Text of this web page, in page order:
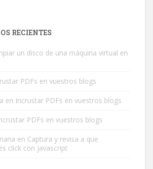
RECIENTES
un disco de una máquina virtual en
PDFs en vuestros blogs
en Incrustar PDFs en vuestros blogs
PDFs en vuestros blogs
en Captura y revisa a que
click con javascript